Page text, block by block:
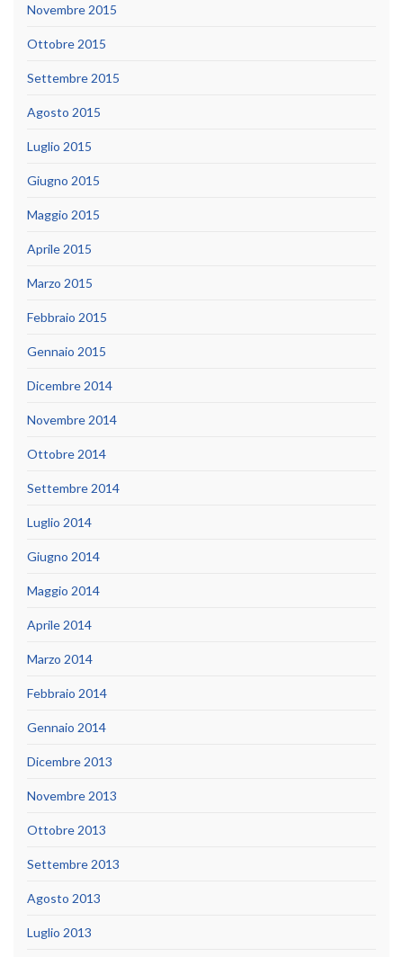
Novembre 2015
Ottobre 2015
Settembre 2015
Agosto 2015
Luglio 2015
Giugno 2015
Maggio 2015
Aprile 2015
Marzo 2015
Febbraio 2015
Gennaio 2015
Dicembre 2014
Novembre 2014
Ottobre 2014
Settembre 2014
Luglio 2014
Giugno 2014
Maggio 2014
Aprile 2014
Marzo 2014
Febbraio 2014
Gennaio 2014
Dicembre 2013
Novembre 2013
Ottobre 2013
Settembre 2013
Agosto 2013
Luglio 2013